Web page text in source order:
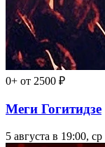
0+ от 2500 ₽
Меги Гогитидзе
5 августа в 19:00, ср